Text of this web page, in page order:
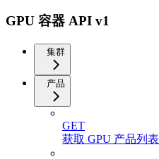
GPU 容器 API v1
集群
产品
GET
获取 GPU 产品列表